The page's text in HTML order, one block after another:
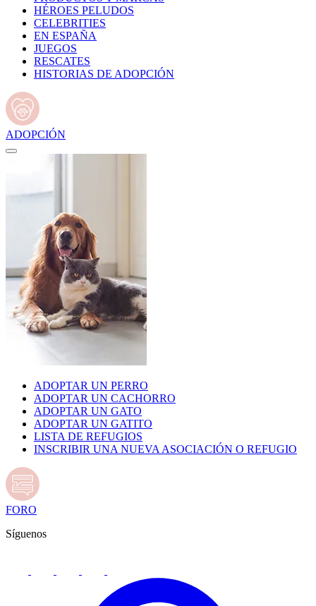
HÉROES PELUDOS
CELEBRITIES
EN ESPAÑA
JUEGOS
RESCATES
HISTORIAS DE ADOPCIÓN
ADOPCIÓN
ADOPTAR UN PERRO
ADOPTAR UN CACHORRO
ADOPTAR UN GATO
ADOPTAR UN GATITO
LISTA DE REFUGIOS
INSCRIBIR UNA NUEVA ASOCIACIÓN O REFUGIO
FORO
Síguenos